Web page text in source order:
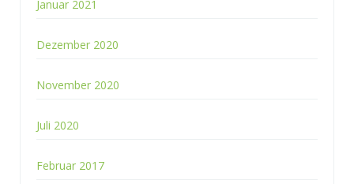
Januar 2021
Dezember 2020
November 2020
Juli 2020
Februar 2017